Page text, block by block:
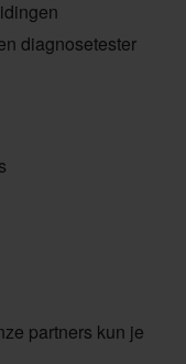
diagnosetester
partners kun je